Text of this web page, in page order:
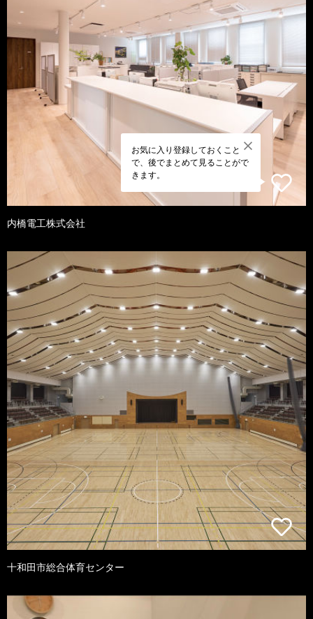
お気に入り登録しておくこと
で、後でまとめて見ることがで
きます。
内橋電工株式会社
十和田市総合体育センター